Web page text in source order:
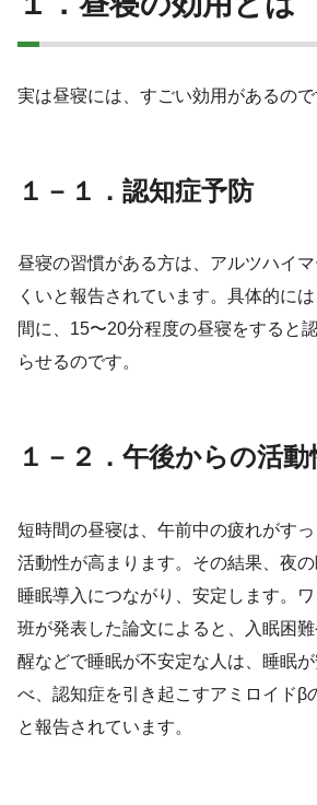
実は昼寝には、すごい効用があるので
１－１．認知症予防
昼寝の習慣がある方は、アルツハイ
くいと報告されています。具体的に
間に、15〜20分程度の昼寝をすると
らせるのです。
１－２．午後からの活
短時間の昼寝は、午前中の疲れがす
活動性が高まります。その結果、夜
睡眠導入につながり、安定します。
班が発表した論文によると、入眠困
醒などで睡眠が不安定な人は、睡眠
べ、認知症を引き起こすアミロイドβ
と報告されています。